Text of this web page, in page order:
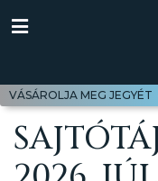
VÁSÁROLJA MEG JEGYÉT